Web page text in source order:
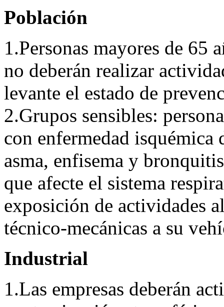
Población
1.Personas mayores de 65
no deberán realizar
levante el estado de
2.Grupos sensibles:
con enfermedad
asma, enfisema y
que afecte el sistema
exposición de actividades
técnico-mecánicas a su
Industrial
1.Las empresas deberán